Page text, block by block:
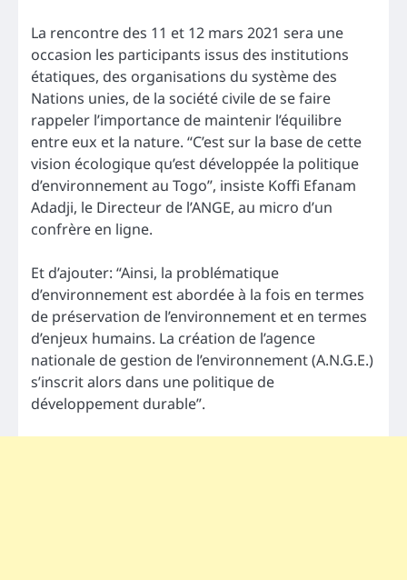
La rencontre des 11 et 12 mars 2021 sera une
occasion les participants issus des institutions
étatiques, des organisations du système des
Nations unies, de la société civile de se faire
rappeler l’importance de maintenir l’équilibre
entre eux et la nature. “C’est sur la base de cette
vision écologique qu’est développée la politique
d’environnement au Togo”, insiste Koffi Efanam
Adadji, le Directeur de l’ANGE, au micro d’un
confrère en ligne.
Et d’ajouter: “Ainsi, la problématique
d’environnement est abordée à la fois en termes
de préservation de l’environnement et en termes
d’enjeux humains. La création de l’agence
nationale de gestion de l’environnement (A.N.G.E.)
s’inscrit alors dans une politique de
développement durable”.